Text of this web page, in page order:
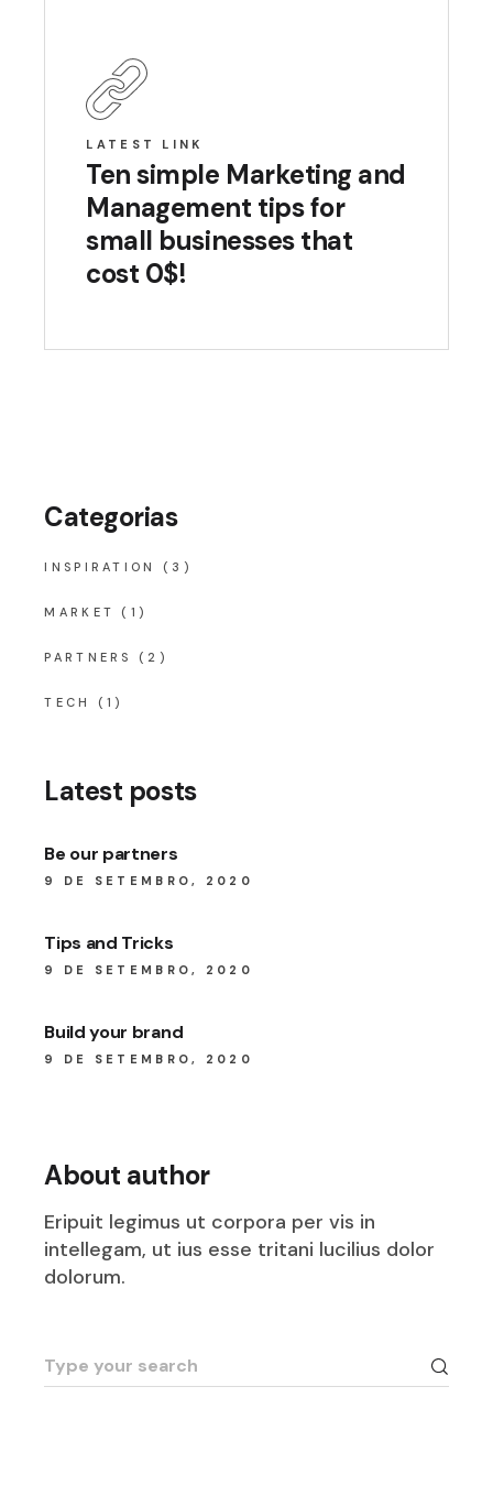
LATEST LINK
Ten simple Marketing and
Management tips for
small businesses that
cost 0$!
Categorias
INSPIRATION (3)
MARKET (1)
PARTNERS (2)
TECH (1)
Latest posts
Be our partners
9 DE SETEMBRO, 2020
Tips and Tricks
9 DE SETEMBRO, 2020
Build your brand
9 DE SETEMBRO, 2020
About author
Eripuit legimus ut corpora per vis in
intellegam, ut ius esse tritani lucilius dolor
dolorum.
Search
for: